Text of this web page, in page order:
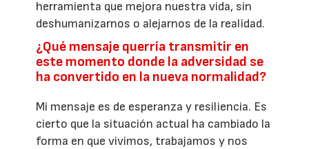
herramienta que mejora nuestra vida, sin
deshumanizarnos o alejarnos de la realidad.
¿Qué mensaje querría transmitir en
este momento donde la adversidad se
ha convertido en la nueva normalidad?
Mi mensaje es de esperanza y resiliencia. Es
cierto que la situación actual ha cambiado la
forma en que vivimos, trabajamos y nos